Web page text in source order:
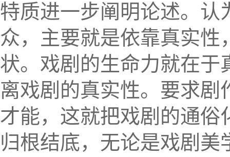
特质进一步阐明论述。认
众，主要就是依靠真实
状。戏剧的生命力就在于
离戏剧的真实性。要求
才能，这就把戏剧的通俗
归根结底，无论是戏剧